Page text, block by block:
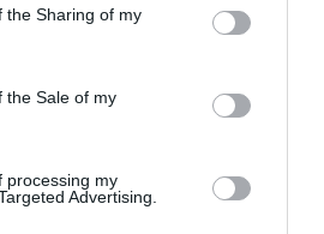
usage behaviour. You may click to
Google and its third-party tags to
specified purposes in below Google
the Sharing of my
the Sale of my
processing my
Advertising.